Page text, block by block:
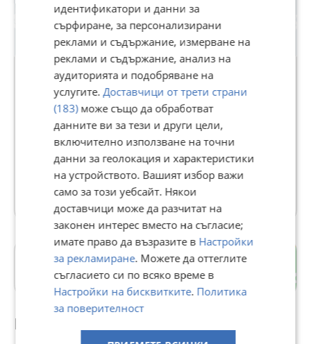
Владислав
526рейтинг
В Bazar.BG от 07 юни 2014г.
Последно активен днес в 03:45 ч.
8 Обяви
Герена
гр. Кюстендил
Препоръчани за теб
идентификатори и данни за
сърфиране, за персонализирани
реклами и съдържание, измерване на
реклами и съдържание, анализ на
аудиторията и подобряване на
услугите. Доставчици от трети страни
(183)може също да обработват
данните ви за тези и други цели,
включително използване на точни
данни за геолокация и характеристики
на устройството. Вашият избор важи
само за този уебсайт. Някои
доставчици може да разчитат на
законен интерес вместо на съгласие;
имате право да възразите в Настройки
за рекламиране. Можете да оттеглите
съгласието си по всяко време в
Настройки на бисквитките. Политика
за поверителност